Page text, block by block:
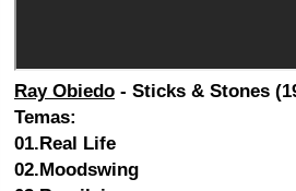
Ray Obiedo - Sticks & Stones
Temas:
01.Real Life
02.Moodswing